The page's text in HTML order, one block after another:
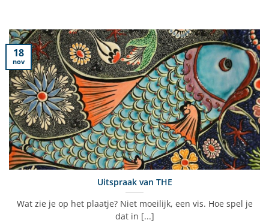
Uitspraak van THE
Wat zie je op het plaatje? Niet moeilijk, een vis. Hoe spel je
dat in [...]
18
nov